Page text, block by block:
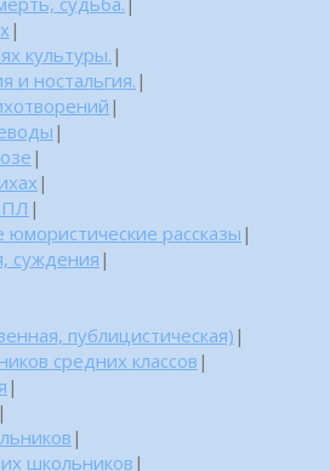
|
культуры. |
и ностальгия. |
|
|
|
|
|
рассказы |
суждения |
публицистическая) |
средних классов |
|
|
|
школьников |